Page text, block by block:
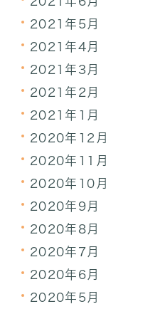
2021年5月
2021年4月
2021年3月
2021年2月
2021年1月
2020年12月
2020年11月
2020年10月
2020年9月
2020年8月
2020年7月
2020年6月
2020年5月